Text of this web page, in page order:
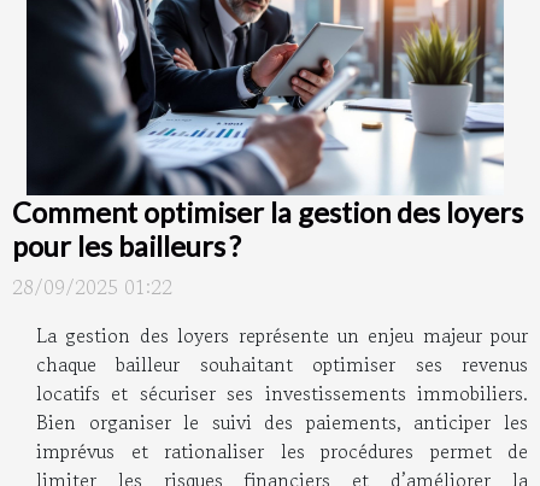
Comment optimiser la gestion des loyers
pour les bailleurs ?
28/09/2025 01:22
La gestion des loyers représente un enjeu majeur pour
chaque bailleur souhaitant optimiser ses revenus
locatifs et sécuriser ses investissements immobiliers.
Bien organiser le suivi des paiements, anticiper les
imprévus et rationaliser les procédures permet de
limiter les risques financiers et d’améliorer la